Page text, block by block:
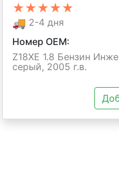
★★★★★
🚚 2-4 дня
Номер OEM:
Z18XE 1.8 Бензин
серый, 2005 г.в.